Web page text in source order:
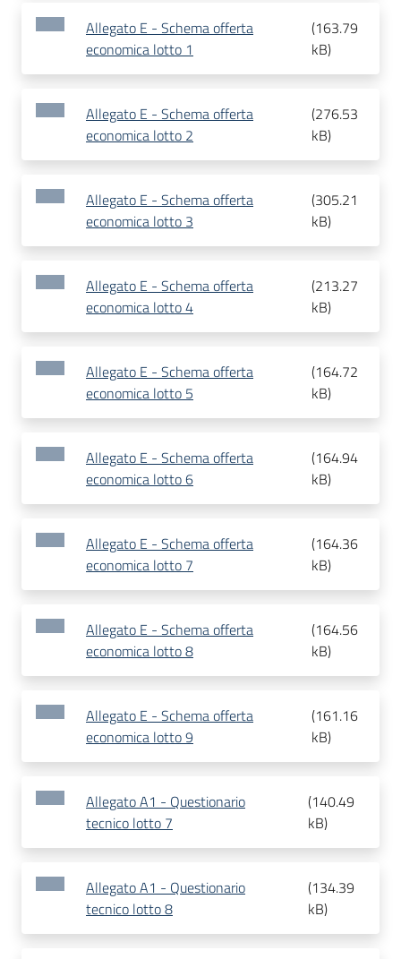
Allegato E - Schema offerta
economica lotto 1
(163.79
kB)
Allegato E - Schema offerta
economica lotto 2
(276.53
kB)
Allegato E - Schema offerta
economica lotto 3
(305.21
kB)
Allegato E - Schema offerta
economica lotto 4
(213.27
kB)
Allegato E - Schema offerta
economica lotto 5
(164.72
kB)
Allegato E - Schema offerta
economica lotto 6
(164.94
kB)
Allegato E - Schema offerta
economica lotto 7
(164.36
kB)
Allegato E - Schema offerta
economica lotto 8
(164.56
kB)
Allegato E - Schema offerta
economica lotto 9
(161.16
kB)
Allegato A1 - Questionario
tecnico lotto 7
(140.49
kB)
Allegato A1 - Questionario
tecnico lotto 8
(134.39
kB)